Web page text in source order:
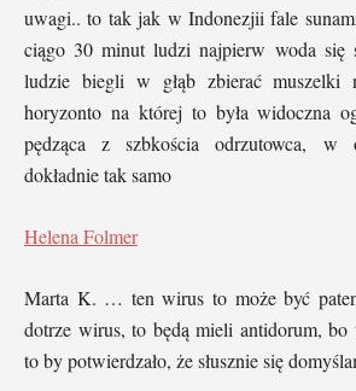
uwagi.. to tak jak w Indonezjii fale
ciągo 30 minut ludzi najpierw woda się
ludzie biegli w głąb zbierać muszelki
horyzonto na której to była widoczna
pędząca z szbkościa odrzutowca, w
dokładnie tak samo
Helena Folmer
Marta K. … ten wirus to może być
dotrze wirus, to będą mieli antidorum,
to by potwierdzało, że słusznie się